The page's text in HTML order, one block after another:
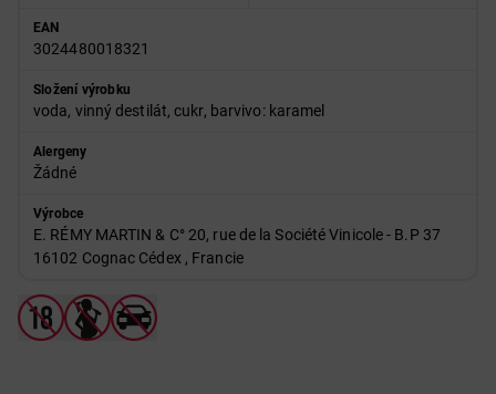
EAN
3024480018321
Složení výrobku
voda, vinný destilát, cukr, barvivo: karamel
Alergeny
Žádné
Výrobce
E. RÉMY MARTIN & C° 20, rue de la Société Vinicole - B.P 37
16102 Cognac Cédex , Francie